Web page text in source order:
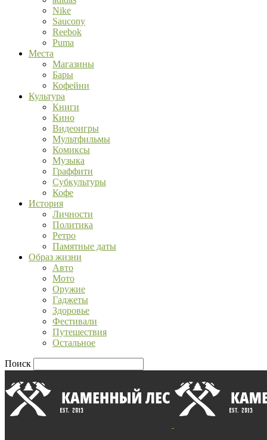
Nike
Saucony
Reebok
Puma
Места
Магазины
Бары
Кофейни
Культура
Книги
Кино
Видеоигры
Мультфильмы
Комиксы
Музыка
Граффити
Субкультуры
Кофе
История
Личности
Политика
Ретро
Памятные даты
Образ жизни
Авто
Мото
Оружие
Гаджеты
Здоровье
Фестивали
Путешествия
Остальное
Поиск